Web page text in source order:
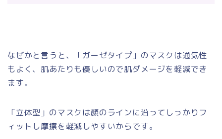
なぜかと言うと、「ガーゼタイプ」のマスクは通気性
もよく、肌あたりも優しいので肌ダメージを軽減でき
ます。
「立体型」のマスクは顔のラインに沿ってしっかりフ
ィットし摩擦を軽減しやすいからです。